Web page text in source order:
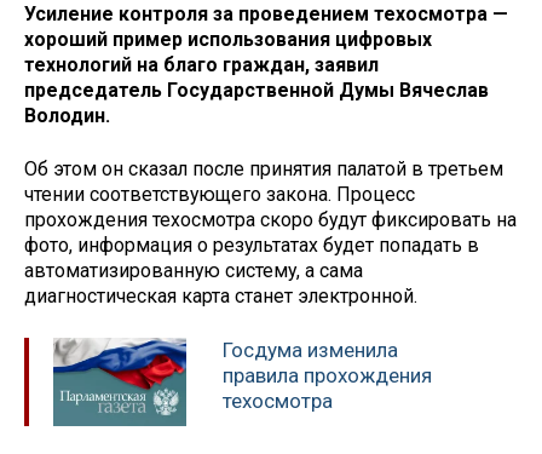
Усиление контроля за проведением техосмотра —
хороший пример использования цифровых
технологий на благо граждан, заявил
председатель Государственной Думы Вячеслав
Володин.
Об этом он сказал после принятия палатой в третьем
чтении соответствующего закона. Процесс
прохождения техосмотра скоро будут фиксировать на
фото, информация о результатах будет попадать в
автоматизированную систему, а сама
диагностическая карта станет электронной.
Госдума изменила
правила прохождения
техосмотра